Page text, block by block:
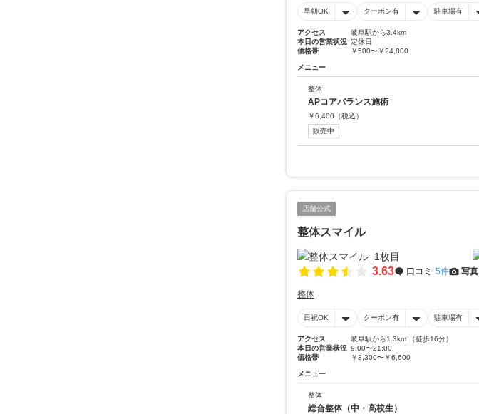
早朝OK クーポン有 駐車場有
アクセス
岐阜駅から3.4km
本日の営業状況 定休日
価格帯
￥500〜￥24,800
メニュー
整体
APコアバランス施術
￥6,400 （税込）
販売中
店舗公式
整体スマイル
3.63 口コミ 5件 写真
整体
日祝OK クーポン有 駐車場有
アクセス
岐阜駅から1.3km （徒歩16分）
本日の営業状況 9:00〜21:00
価格帯
￥3,300〜￥6,600
メニュー
整体
総合整体（中・高校生）